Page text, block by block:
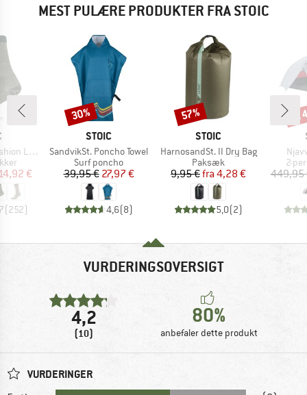
MEST PULÆRE PRODUKTER FRA STOIC
Socks
pris
€
(252)
MÆRKE
STOIC
Artikel
SandvikSt. Poncho Towel
Produktgruppe
Surf poncho
Pris
39,95 €Nedsat pris
27,97 €
4,6(8)
Rabat
30%
MÆRKE
STOIC
Artikel
HarnosandSt. II Dry Bag
Produktgruppe
Paksæk
Pris
9,95 € Nedsat pris
fra 4,28 €
5,0(2)
Rabat
57%
2-
449,95
VURDERINGSOVERSIGT
4,2
(10)
80%
anbefaler dette produkt
VURDERINGER